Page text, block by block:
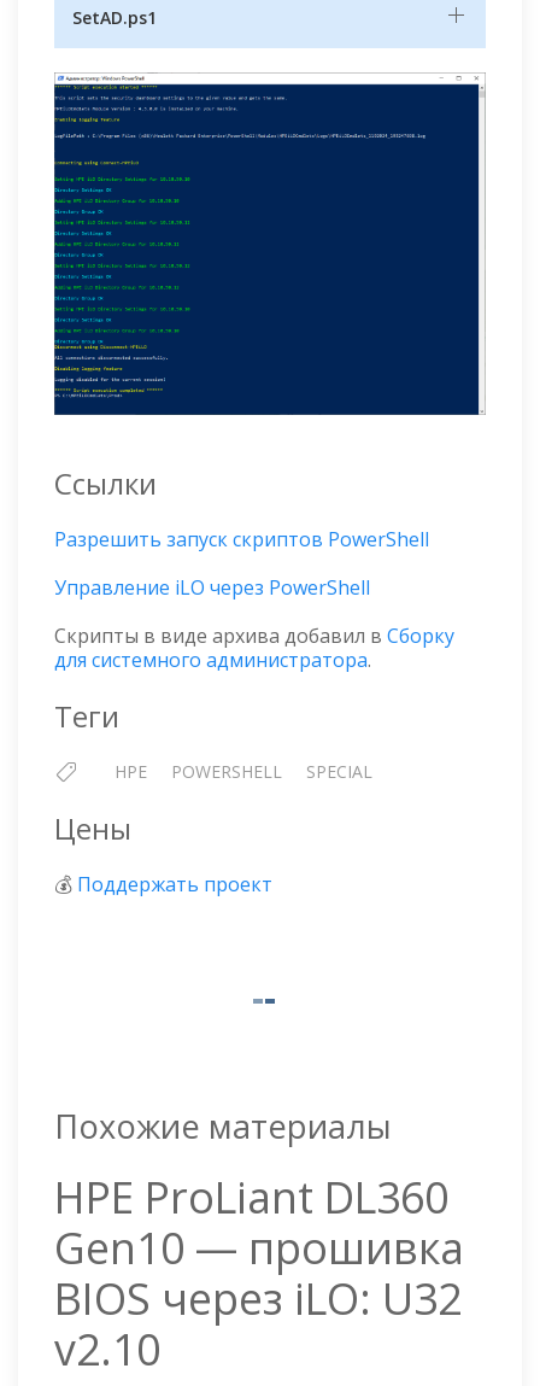
SetAD.ps1
Ссылки
Разрешить запуск скриптов PowerShell
Управление iLO через PowerShell
Скрипты в виде архива добавил в Сборку
для системного администратора.
Теги
HPE POWERSHELL SPECIAL
Цены
💰 Поддержать проект
Похожие материалы
HPE ProLiant DL360
Gen10 — прошивка
BIOS через iLO: U32
v2.10